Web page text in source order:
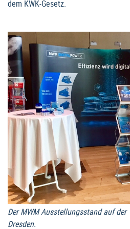
dem KWK-Gesetz.
Der MWM Ausstellungsstand auf
Dresden.